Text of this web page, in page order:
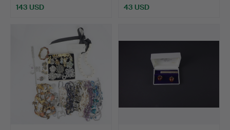
143 USD 43 USD